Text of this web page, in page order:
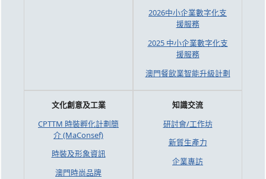
2026中小企業數字化支
援服務
2025 中小企業數字化支
援服務
澳門餐飲業智能升級計劃
文化創意及工業
CPTTM 時裝孵化計劃簡
介 (MaConsef)
時裝及形象資訊
澳門時尚品牌
知識交流
研討會/工作坊
新質生產力
企業專訪